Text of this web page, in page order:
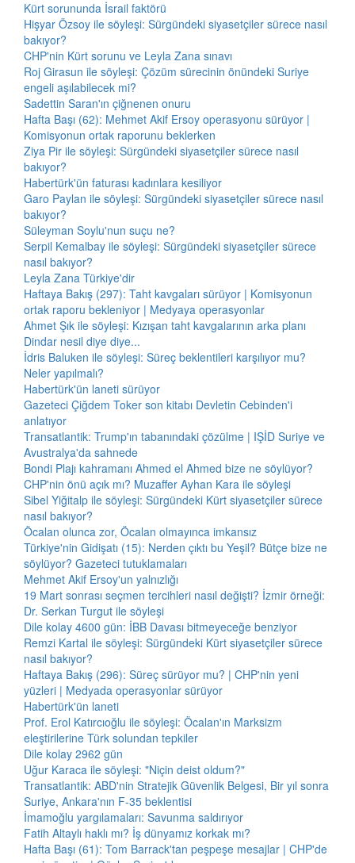
Kürt sorununda İsrail faktörü
Hişyar Özsoy ile söyleşi: Sürgündeki siyasetçiler sürece nasıl
bakıyor?
CHP'nin Kürt sorunu ve Leyla Zana sınavı
Roj Girasun ile söyleşi: Çözüm sürecinin önündeki Suriye
engeli aşılabilecek mi?
Sadettin Saran'ın çiğnenen onuru
Hafta Başı (62): Mehmet Akif Ersoy operasyonu sürüyor |
Komisyonun ortak raporunu beklerken
Ziya Pir ile söyleşi: Sürgündeki siyasetçiler sürece nasıl
bakıyor?
Habertürk'ün faturası kadınlara kesiliyor
Garo Paylan ile söyleşi: Sürgündeki siyasetçiler sürece nasıl
bakıyor?
Süleyman Soylu'nun suçu ne?
Serpil Kemalbay ile söyleşi: Sürgündeki siyasetçiler sürece
nasıl bakıyor?
Leyla Zana Türkiye'dir
Haftaya Bakış (297): Taht kavgaları sürüyor | Komisyonun
ortak raporu bekleniyor | Medyaya operasyonlar
Ahmet Şık ile söyleşi: Kızışan taht kavgalarının arka planı
Dindar nesil diye diye...
İdris Baluken ile söyleşi: Süreç beklentileri karşılıyor mu?
Neler yapılmalı?
Habertürk'ün laneti sürüyor
Gazeteci Çiğdem Toker son kitabı Devletin Cebinden'i
anlatıyor
Transatlantik: Trump'ın tabanındaki çözülme | IŞİD Suriye ve
Avustralya'da sahnede
Bondi Plajı kahramanı Ahmed el Ahmed bize ne söylüyor?
CHP'nin önü açık mı? Muzaffer Ayhan Kara ile söyleşi
Sibel Yiğitalp ile söyleşi: Sürgündeki Kürt siyasetçiler sürece
nasıl bakıyor?
Öcalan olunca zor, Öcalan olmayınca imkansız
Türkiye'nin Gidişatı (15): Nerden çıktı bu Yeşil? Bütçe bize ne
söylüyor? Gazeteci tutuklamaları
Mehmet Akif Ersoy'un yalnızlığı
19 Mart sonrası seçmen tercihleri nasıl değişti? İzmir örneği:
Dr. Serkan Turgut ile söyleşi
Dile kolay 4600 gün: İBB Davası bitmeyeceğe benziyor
Remzi Kartal ile söyleşi: Sürgündeki Kürt siyasetçiler sürece
nasıl bakıyor?
Haftaya Bakış (296): Süreç sürüyor mu? | CHP'nin yeni
yüzleri | Medyada operasyonlar sürüyor
Habertürk'ün laneti
Prof. Erol Katırcıoğlu ile söyleşi: Öcalan'ın Marksizm
eleştirilerine Türk solundan tepkiler
Dile kolay 2962 gün
Uğur Karaca ile söyleşi: "Niçin deist oldum?"
Transatlantik: ABD'nin Stratejik Güvenlik Belgesi, Bir yıl sonra
Suriye, Ankara'nın F-35 beklentisi
İmamoğlu yargılamaları: Savunma saldırıyor
Fatih Altaylı haklı mı? İş dünyamız korkak mı?
Hafta Başı (61): Tom Barrack'tan peşpeşe mesajlar | CHP'de